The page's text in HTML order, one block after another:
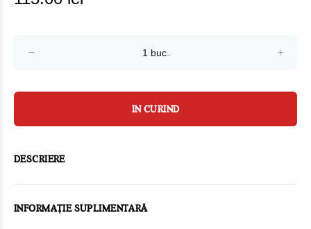
IN CURIND
DESCRIERE
INFORMAȚIE SUPLIMENTARĂ